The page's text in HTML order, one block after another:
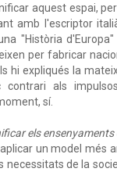
aquest espai,
amb l'escriptor
"Història
per fabricar
hi expliqués la
contrari als
sí.
els
un model més
necessitats de la